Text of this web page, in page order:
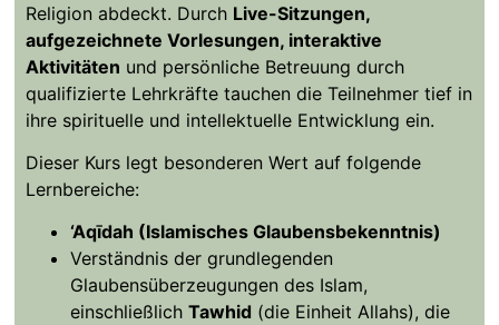
Religion abdeckt. Durch Live-Sitzungen,
aufgezeichnete Vorlesungen, interaktive
Aktivitäten und persönliche Betreuung durch
qualifizierte Lehrkräfte tauchen die Teilnehmer tief in
ihre spirituelle und intellektuelle Entwicklung ein.
Dieser Kurs legt besonderen Wert auf folgende
Lernbereiche:
‘Aqīdah (Islamisches Glaubensbekenntnis)
Verständnis der grundlegenden
Glaubensüberzeugungen des Islam,
einschließlichTawhid (die Einheit Allahs), die